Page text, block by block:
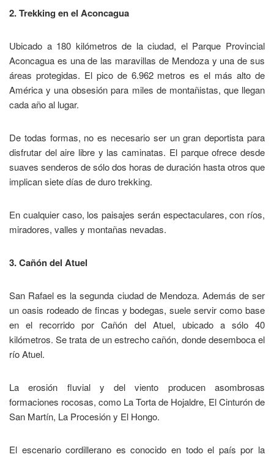
2. Trekking en el Aconcagua
Ubicado a 180 kilómetros de la ciudad, el Parque Provincial
Aconcagua es una de las maravillas de Mendoza y una de sus
áreas protegidas. El pico de 6.962 metros es el más alto de
América y una obsesión para miles de montañistas, que llegan
cada año al lugar.
De todas formas, no es necesario ser un gran deportista para
disfrutar del aire libre y las caminatas. El parque ofrece desde
suaves senderos de sólo dos horas de duración hasta otros que
implican siete días de duro trekking.
En cualquier caso, los paisajes serán espectaculares, con ríos,
miradores, valles y montañas nevadas.
3. Cañón del Atuel
San Rafael es la segunda ciudad de Mendoza. Además de ser
un oasis rodeado de fincas y bodegas, suele servir como base
en el recorrido por Cañón del Atuel, ubicado a sólo 40
kilómetros. Se trata de un estrecho cañón, donde desemboca el
río Atuel.
La erosión fluvial y del viento producen asombrosas
formaciones rocosas, como La Torta de Hojaldre, El Cinturón de
San Martín, La Procesión y El Hongo.
El escenario cordillerano es conocido en todo el país por la